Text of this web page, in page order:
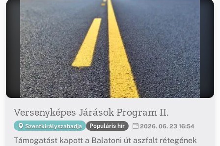
Versenyképes Járások Program II.
Szentkirályszabadja Populáris hír 2026. 06. 23 16:54
Támogatást kapott a Balatoni út aszfalt rétegének